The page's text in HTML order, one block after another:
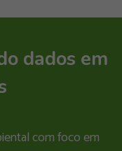
dados em
com foco em